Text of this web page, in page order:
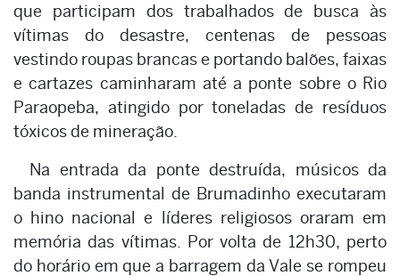
que participam dos trabalhados de busca às
vítimas do desastre, centenas de pessoas
vestindo roupas brancas e portando balões, faixas
e cartazes caminharam até a ponte sobre o Rio
Paraopeba, atingido por toneladas de resíduos
tóxicos de mineração.
Na entrada da ponte destruída, músicos da
banda instrumental de Brumadinho executaram
o hino nacional e líderes religiosos oraram em
memória das vítimas. Por volta de 12h30, perto
do horário em que a barragem da Vale se rompeu